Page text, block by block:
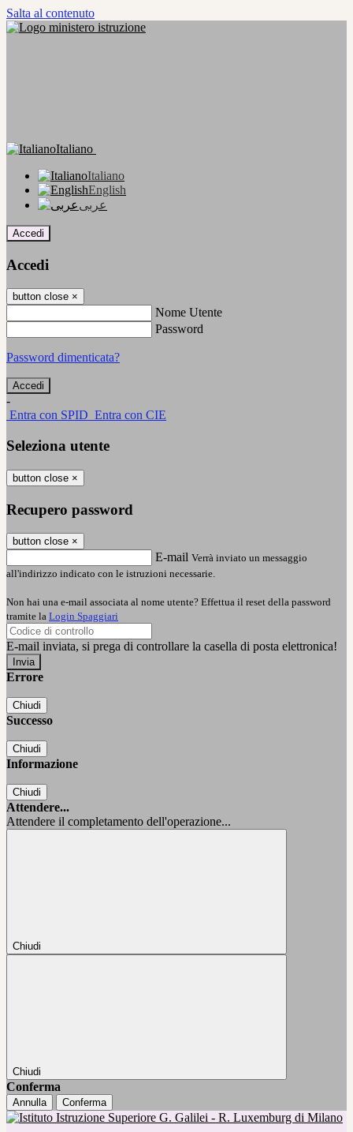
Salta al contenuto
Italiano
Italiano
English
عربى
Accedi
Accedi
button close ×
Nome Utente
Password
Password dimenticata?
-
Entra con SPID Entra con CIE
Seleziona utente
button close ×
Recupero password
button close ×
E-mail Verrà inviato un messaggio
all'indirizzo indicato con le istruzioni necessarie.
Non hai una e-mail associata al nome utente? Effettua il reset della password
tramite la Login Spaggiari
E-mail inviata, si prega di controllare la casella di posta elettronica!
Errore
Chiudi
Successo
Chiudi
Informazione
Chiudi
Attendere...
Attendere il completamento dell'operazione...
Chiudi
Chiudi
Conferma
Annulla Conferma